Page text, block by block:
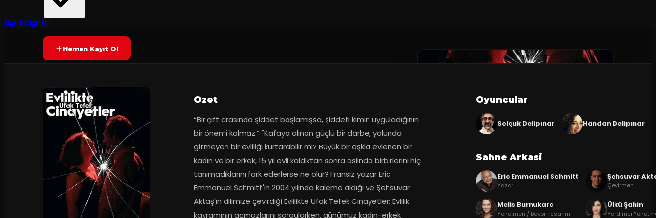
Sign InSign UpYAKINDA Yetersiz oy
Hemen Kayıt Ol
Ozet
“Bir çift arasında şiddet başlamışsa, şiddeti kimin uyguladığının
bir önemi kalmaz.” "Kafaya alınan güçlü bir darbe, yolunda
gitmeyen bir evliliği kurtarabilir mi? Büyük bir aşkla evlenen bir
kadın ve bir erkek, 15 yıl evli kaldıktan sonra aslında birbirlerini hiç
tanımadıklarını fark ederlerse ne olur? Fransız yazar Eric
Emmanuel Schmitt'in 2004 yılında kaleme aldığı ve Şehsuvar
Aktaş'ın dilimize çevirdiği Evlilikte Ufak Tefek Cinayetler; Evlilik
kavramının açmazlarını sorgularken, günümüz kadın-erkek
Oyuncular
Selçuk Delipınar Handan Delipınar
Sahne Arkasi
Eric Emmanuel Schmitt
Yazar
Şehsuvar
Çevirmen
Melis Burnukara
Yönetmen / Dekor Tasarım
Ülkü Şahin
Yardımcı